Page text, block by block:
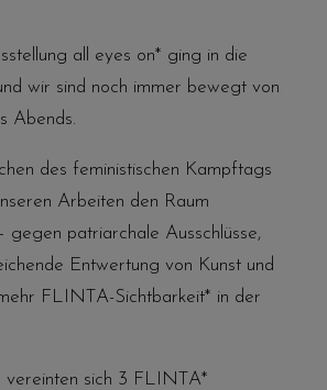
all eyes on* ging in die
wir sind noch immer bewegt von
Abends.
des feministischen Kampftags
Arbeiten den Raum
gegen patriarchale Ausschlüsse,
Entwertung von Kunst und
FLINTA-Sichtbarkeit* in der
vereinten sich 3 FLINTA*